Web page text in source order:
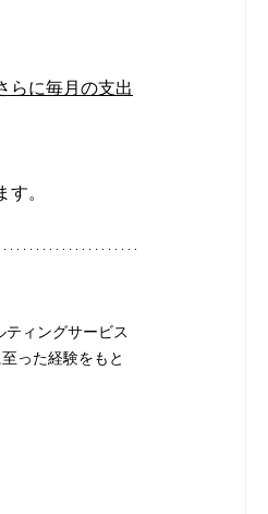
らに毎月の支出
。
ィングサービス
った経験をもと